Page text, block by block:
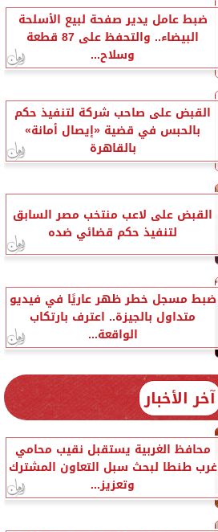
ضبط عامل يدير صفحة لبيع الأسلحة
البيضاء.. والتحفظ على 87 قطعة
وسلاح...
القبض على صاحب شركة لتنفيذ حكم
بالحبس في قضية «إيصال أمانة»
بالقاهرة
القبض على لاعب منتخب مصر السابق
لتنفيذ حكم قضائي ضده
ضبط مسجل خطر ظهر عاريًا في فيديو
متداول بالجيزة.. اعترف بارتكاب
الواقعة...
آخر الأخبار
محافظ الغربية يستقبل نقيب محامي
غرب طنطا لبحث سبل التعاون المشترك
وتعزيز...